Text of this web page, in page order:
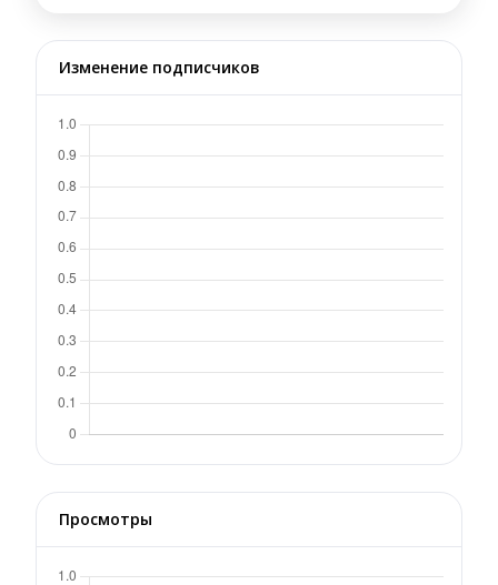
Изменение подписчиков
Просмотры